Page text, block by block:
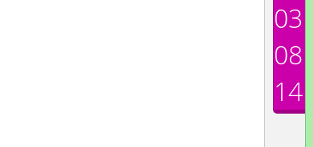
03
08
14